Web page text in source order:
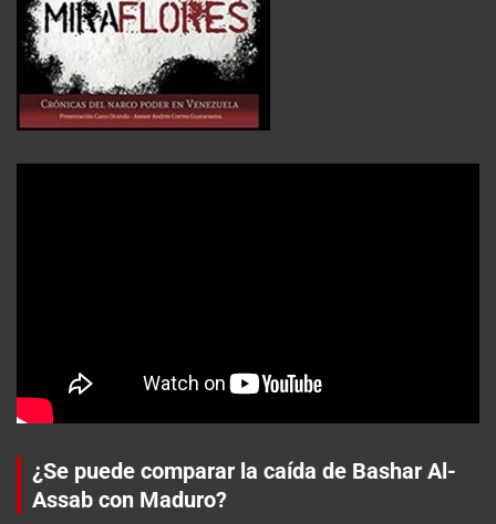
¿Se puede comparar la caída de Bashar Al-
Assab con Maduro?